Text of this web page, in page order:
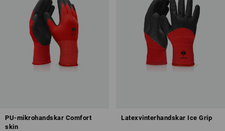
PU-mikrohandskar Comfort
skin
Latexvinterhandskar Ice Grip